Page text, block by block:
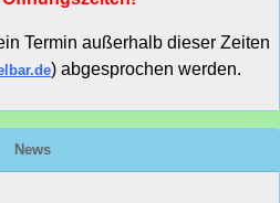
Termin außerhalb dieser Zeiten
) abgesprochen werden.
News